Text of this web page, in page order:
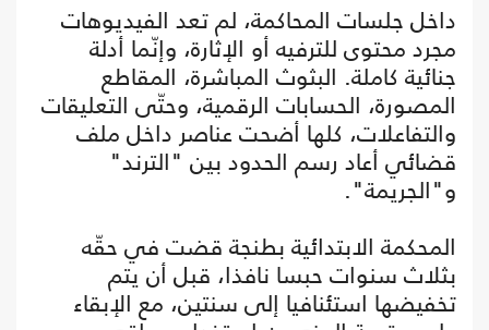
داخل جلسات المحاكمة، لم تعد الفيديوهات
مجرد محتوى للترفيه أو الإثارة، وإنّما أدلة
جنائية كاملة. البثوث المباشرة، المقاطع
المصورة، الحسابات الرقمية، وحتّى التعليقات
والتفاعلات، كلها أضحت عناصر داخل ملف
قضائي أعاد رسم الحدود بين "الترند"
و"الجريمة".
المحكمة الابتدائية بطنجة قضت في حقّه
بثلاث سنوات حبسا نافذا، قبل أن يتم
تخفيضها استئنافيا إلى سنتين، مع الإبقاء